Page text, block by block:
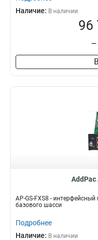
Наличие: В наличии
96
–
AddPac
AP-GS-FXS8 -
базового шасси
Подробнее
Наличие: В наличии